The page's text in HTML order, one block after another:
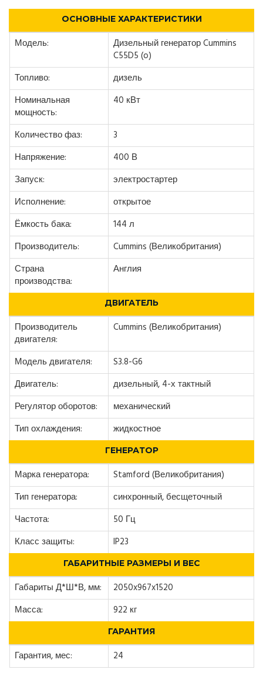
ОСНОВНЫЕ ХАРАКТЕРИСТИКИ
Модель:
Дизельный генератор Cummins
C55D5 (o)
Топливо:
дизель
Номинальная
мощность:
40 кВт
Количество фаз:
3
Напряжение:
400 В
Запуск:
электростартер
Исполнение:
открытое
Ёмкость бака:
144 л
Производитель:
Cummins (Великобритания)
Страна
производства:
Англия
ДВИГАТЕЛЬ
Производитель
двигателя:
Cummins (Великобритания)
Модель двигателя:
S3.8-G6
Двигатель:
дизельный, 4-х тактный
Регулятор оборотов:
механический
Тип охлаждения:
жидкостное
ГЕНЕРАТОР
Марка генератора:
Stamford (Великобритания)
Тип генератора:
синхронный, бесщеточный
Частота:
50 Гц
Класс защиты:
IP23
ГАБАРИТНЫЕ РАЗМЕРЫ И ВЕС
Габариты Д*Ш*В, мм:
2050x967x1520
Масса:
922 кг
ГАРАНТИЯ
Гарантия, мес: 24